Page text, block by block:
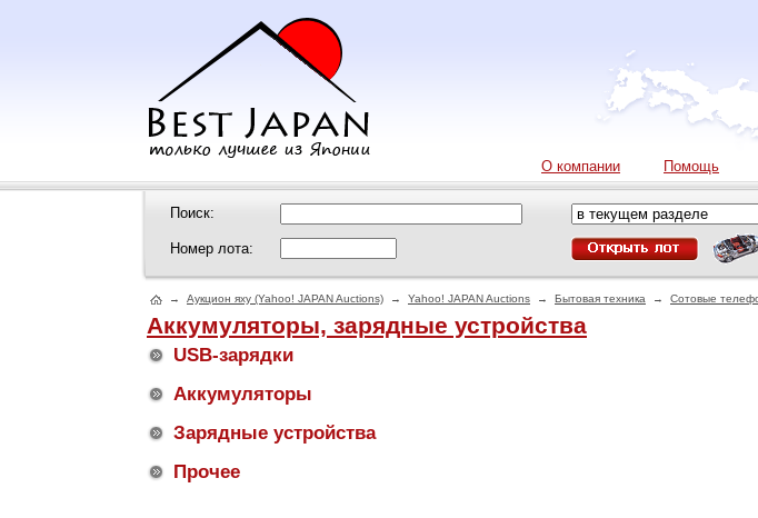
О компании Помощь
Поиск:
Номер лота:
→ Аукцион яху (Yahoo! JAPAN Auctions) → Yahoo! JAPAN Auctions → Бытовая техника → Сотовые
Аккумуляторы, зарядные устройства
USB-зарядки
Аккумуляторы
Зарядные устройства
Прочее